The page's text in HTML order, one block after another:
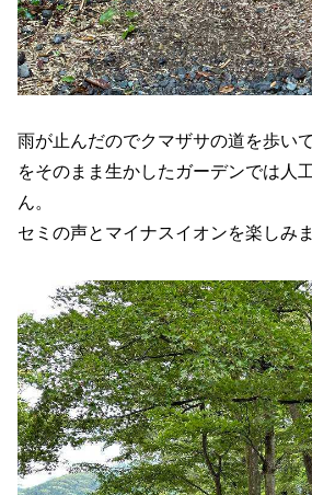
雨が止んだのでクマザサの道を歩い
をそのまま生かしたガーデンでは人
ん。
セミの声とマイナスイオンを楽しみ